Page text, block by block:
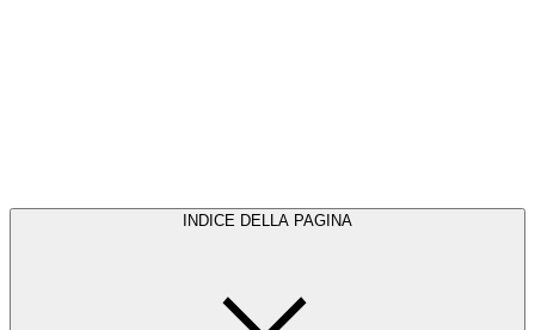
INDICE DELLA PAGINA